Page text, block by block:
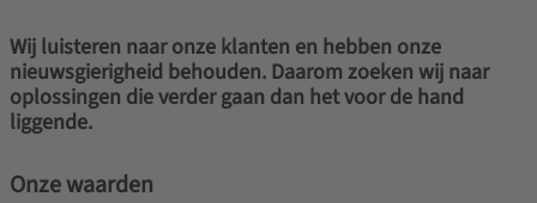
Wij luisteren naar onze klanten en hebben onze
nieuwsgierigheid behouden. Daarom zoeken wij naar
oplossingen die verder gaan dan het voor de hand
liggende.
Onze waarden